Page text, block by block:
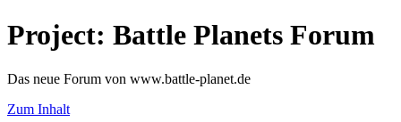
Project: Battle Planets Forum
Das neue Forum von www.battle-planet.de
Zum Inhalt